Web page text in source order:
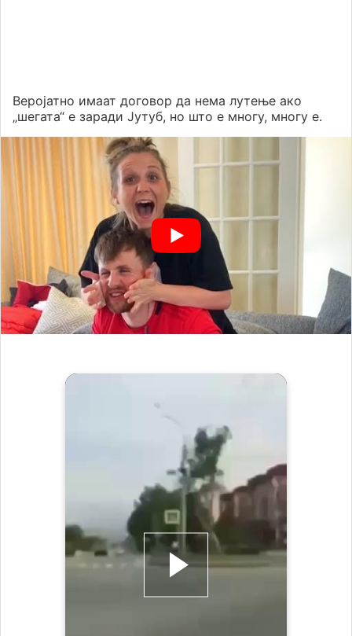
Веројатно имаат договор да нема лутење ако
„шегата“ е заради Јутуб, но што е многу, многу е.